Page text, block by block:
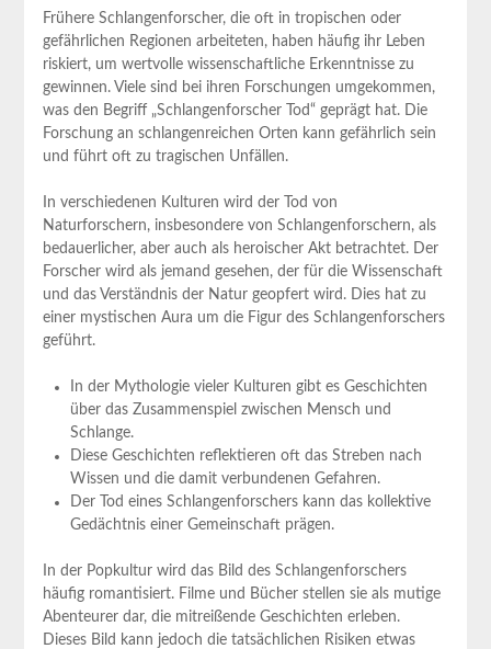
Frühere Schlangenforscher, die oft‌ in tropischen oder
gefährlichen Regionen arbeiteten, ​haben ⁣häufig ihr Leben
riskiert, um wertvolle wissenschaftliche Erkenntnisse zu
gewinnen. Viele sind bei ihren Forschungen umgekommen,⁤
was den Begriff „Schlangenforscher Tod“ geprägt hat. Die
Forschung an schlangenreichen Orten kann gefährlich sein
und führt oft⁣ zu ⁣tragischen Unfällen.
In verschiedenen Kulturen wird der Tod von
Naturforschern, insbesondere von Schlangenforschern, als
bedauerlicher, aber auch als​ heroischer Akt ‌betrachtet.‌ Der
Forscher wird ⁤als jemand gesehen, der für ⁢die Wissenschaft
und das Verständnis der Natur geopfert wird. ⁤Dies hat zu
⁢einer ⁢mystischen Aura um ⁤die ‌Figur des Schlangenforschers‌
geführt.
In der Mythologie vieler Kulturen gibt es Geschichten
über das Zusammenspiel ⁤zwischen Mensch und
Schlange.
Diese‌ Geschichten reflektieren oft das ⁤Streben⁤ nach
‌Wissen und die damit verbundenen Gefahren.
Der Tod eines Schlangenforschers kann das kollektive
Gedächtnis einer Gemeinschaft prägen.
In‍ der⁣ Popkultur wird ‌das Bild des Schlangenforschers
häufig​ romantisiert. Filme und Bücher stellen sie als ​mutige
‍Abenteurer dar, die mitreißende Geschichten‍ erleben.
Dieses Bild kann jedoch die tatsächlichen Risiken etwas